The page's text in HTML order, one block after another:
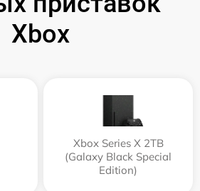
Xbox
Xbox Series X 2TB
(Galaxy Black Special
Edition)